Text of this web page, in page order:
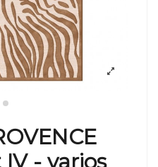
- varios